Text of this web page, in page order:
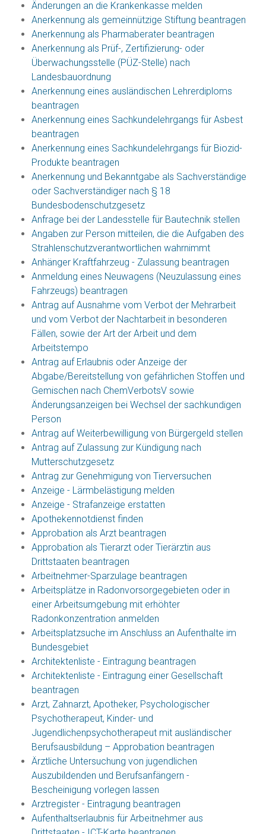
Änderungen an die Krankenkasse melden
Anerkennung als gemeinnützige Stiftung beantragen
Anerkennung als Pharmaberater beantragen
Anerkennung als Prüf-, Zertifizierung- oder
Überwachungsstelle (PÜZ-Stelle) nach
Landesbauordnung
Anerkennung eines ausländischen Lehrerdiploms
beantragen
Anerkennung eines Sachkundelehrgangs für Asbest
beantragen
Anerkennung eines Sachkundelehrgangs für Biozid-
Produkte beantragen
Anerkennung und Bekanntgabe als Sachverständige
oder Sachverständiger nach § 18
Bundesbodenschutzgesetz
Anfrage bei der Landesstelle für Bautechnik stellen
Angaben zur Person mitteilen, die die Aufgaben des
Strahlenschutzverantwortlichen wahrnimmt
Anhänger Kraftfahrzeug - Zulassung beantragen
Anmeldung eines Neuwagens (Neuzulassung eines
Fahrzeugs) beantragen
Antrag auf Ausnahme vom Verbot der Mehrarbeit
und vom Verbot der Nachtarbeit in besonderen
Fällen, sowie der Art der Arbeit und dem
Arbeitstempo
Antrag auf Erlaubnis oder Anzeige der
Abgabe/Bereitstellung von gefährlichen Stoffen und
Gemischen nach ChemVerbotsV sowie
Änderungsanzeigen bei Wechsel der sachkundigen
Person
Antrag auf Weiterbewilligung von Bürgergeld stellen
Antrag auf Zulassung zur Kündigung nach
Mutterschutzgesetz
Antrag zur Genehmigung von Tierversuchen
Anzeige - Lärmbelästigung melden
Anzeige - Strafanzeige erstatten
Apothekennotdienst finden
Approbation als Arzt beantragen
Approbation als Tierarzt oder Tierärztin aus
Drittstaaten beantragen
Arbeitnehmer-Sparzulage beantragen
Arbeitsplätze in Radonvorsorgegebieten oder in
einer Arbeitsumgebung mit erhöhter
Radonkonzentration anmelden
Arbeitsplatzsuche im Anschluss an Aufenthalte im
Bundesgebiet
Architektenliste - Eintragung beantragen
Architektenliste - Eintragung einer Gesellschaft
beantragen
Arzt, Zahnarzt, Apotheker, Psychologischer
Psychotherapeut, Kinder- und
Jugendlichenpsychotherapeut mit ausländischer
Berufsausbildung – Approbation beantragen
Ärztliche Untersuchung von jugendlichen
Auszubildenden und Berufsanfängern -
Bescheinigung vorlegen lassen
Arztregister - Eintragung beantragen
Aufenthaltserlaubnis für Arbeitnehmer aus